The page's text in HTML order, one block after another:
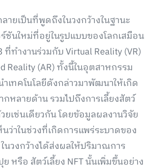
ายเป็นที่พูดถึงในวงกว้างในฐานะ
ร์ชันใหม่ที่อยู่ในรูปแบบของโลกเสมือน
ที่ทำงานร่วมกับ Virtual Reality (VR)
Reality (AR) ทั้งนี้ในอุตสาหกรรม
ำเทคโนโลยีดังกล่าวมาพัฒนาให้เกิด
หลายด้าน รวมไปถึงการเลี้ยงสัตว์
ยเช่นเดียวกัน โดยข้อมูลผลงานวิจัย
นว่าในช่วงที่เกิดการแพร่ระบาดของ
ในวงกว้างได้ส่งผลให้ปริมาณการ
หรือ สัตว์เลี้ยง NFT นั้นเพิ่มขึ้นอย่าง